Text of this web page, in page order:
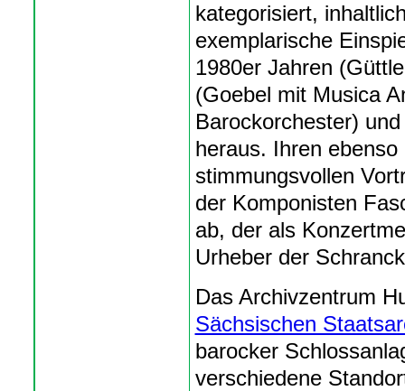
kategorisiert,
exemplarische
1980er Jahren
(Goebel mit Musica
Barockorchester)
heraus. Ihren
stimmungsvollen
der Komponisten
ab, der als
Urheber der
Das Archivzentrum
Sächsischen
barocker
verschiedene